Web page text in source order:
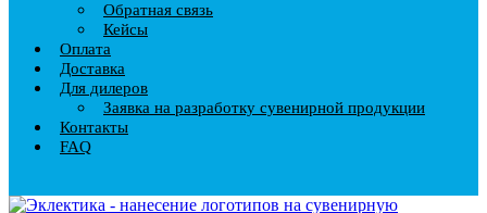
Обратная связь
Кейсы
Оплата
Доставка
Для дилеров
Заявка на разработку сувенирной продукции
Контакты
FAQ